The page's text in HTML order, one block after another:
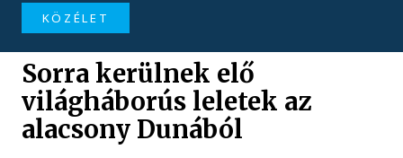
KÖZÉLET
Sorra kerülnek elő
világháborús leletek az
alacsony Dunából